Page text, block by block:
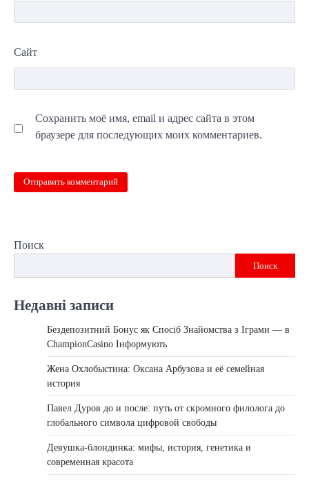
Сайт
Сохранить моё имя, email и адрес сайта в этом
браузере для последующих моих комментариев.
Поиск
Поиск
Недавні записи
Бездепозитний Бонус як Спосіб Знайомства з Іграми — в
ChampionCasino Інформують
Жена Охлобыстина: Оксана Арбузова и её семейная
история
Павел Дуров до и после: путь от скромного филолога до
глобального символа цифровой свободы
Девушка-блондинка: мифы, история, генетика и
современная красота